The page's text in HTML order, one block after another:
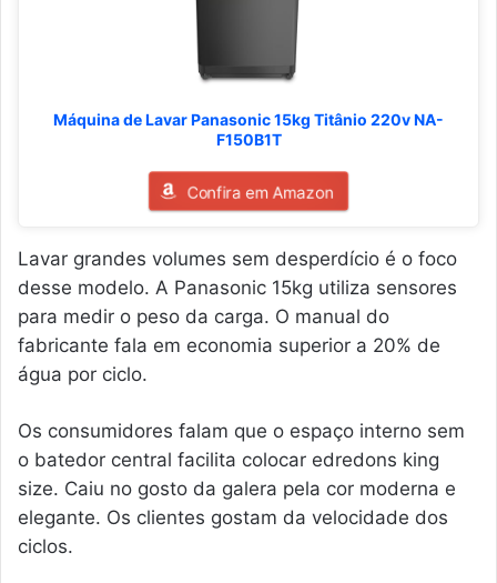
Máquina de Lavar Panasonic 15kg Titânio 220v NA-
F150B1T
Confira em Amazon
Lavar grandes volumes sem desperdício é o foco
desse modelo. A Panasonic 15kg utiliza sensores
para medir o peso da carga. O manual do
fabricante fala em economia superior a 20% de
água por ciclo.
Os consumidores falam que o espaço interno sem
o batedor central facilita colocar edredons king
size. Caiu no gosto da galera pela cor moderna e
elegante. Os clientes gostam da velocidade dos
ciclos.